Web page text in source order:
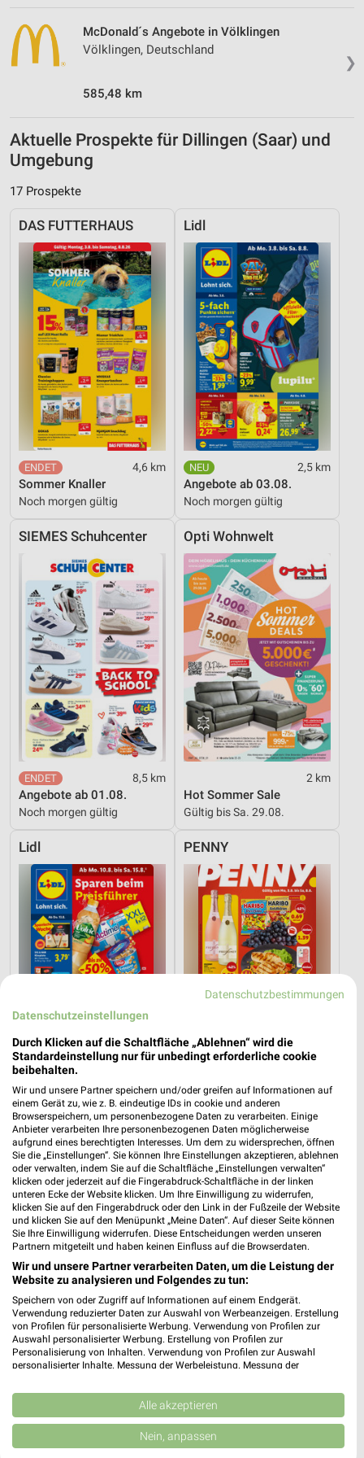
❯
McDonald´s Angebote in Völklingen
Völklingen, Deutschland
585,48 km
Aktuelle Prospekte für Dillingen (Saar) und
Umgebung
17 Prospekte
DAS FUTTERHAUS
4,6 km
Sommer Knaller
Noch morgen gültig
Lidl
2,5 km
Angebote ab 03.08.
Noch morgen gültig
SIEMES Schuhcenter
8,5 km
Angebote ab 01.08.
Noch morgen gültig
Opti Wohnwelt
2 km
Hot Sommer Sale
Gültig bis Sa. 29.08.
Lidl
2,5 km
Angebote ab 10.08.
Gültig ab Mo. 10.08.
PENNY
1,2 km
Angebote ab 03.08.
Noch morgen gültig
REWE
0,8 km
Angebote ab 03.08.
Kaufland
Angebote ab 06.08.
Gültig bis Mi. 12.08.
Datenschutzbestimmungen
Datenschutzeinstellungen
Durch Klicken auf die Schaltfläche „Ablehnen“ wird die
Standardeinstellung nur für unbedingt erforderliche cookie
beibehalten.
Wir und unsere Partner speichern und/oder greifen auf Informationen auf
einem Gerät zu, wie z. B. eindeutige IDs in cookie und anderen
Browserspeichern, um personenbezogene Daten zu verarbeiten. Einige
Anbieter verarbeiten Ihre personenbezogenen Daten möglicherweise
aufgrund eines berechtigten Interesses. Um dem zu widersprechen, öffnen
Sie die „Einstellungen“. Sie können Ihre Einstellungen akzeptieren, ablehnen
oder verwalten, indem Sie auf die Schaltfläche „Einstellungen verwalten“
klicken oder jederzeit auf die Fingerabdruck-Schaltfläche in der linken
unteren Ecke der Website klicken. Um Ihre Einwilligung zu widerrufen,
klicken Sie auf den Fingerabdruck oder den Link in der Fußzeile der Website
und klicken Sie auf den Menüpunkt „Meine Daten“. Auf dieser Seite können
Sie Ihre Einwilligung widerrufen. Diese Entscheidungen werden unseren
Partnern mitgeteilt und haben keinen Einfluss auf die Browserdaten.
Wir und unsere Partner verarbeiten Daten, um die Leistung der
Website zu analysieren und Folgendes zu tun:
Speichern von oder Zugriff auf Informationen auf einem Endgerät.
Verwendung reduzierter Daten zur Auswahl von Werbeanzeigen. Erstellung
von Profilen für personalisierte Werbung. Verwendung von Profilen zur
Auswahl personalisierter Werbung. Erstellung von Profilen zur
Personalisierung von Inhalten. Verwendung von Profilen zur Auswahl
personalisierter Inhalte. Messung der Werbeleistung. Messung der
Kombinationen von Daten aus verschiedenen Quellen. Entwicklung und
Verbesserung der Angebote. Verwendung reduzierter Daten zur Auswahl
von Inhalten.
Daten können außerhalb der Europäischen Union weitergegeben und in die
Alle akzeptieren
Nein, anpassen